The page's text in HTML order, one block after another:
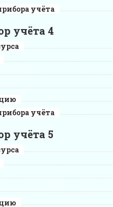
учёта
учёта 4
учёта
учёта 5